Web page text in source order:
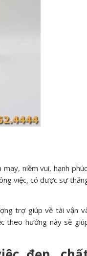
niềm vui, hạnh
việc, có được sự
trợ giúp về tài vận
theo hướng này sẽ